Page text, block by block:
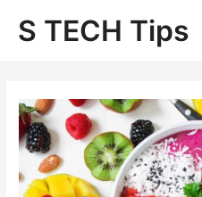
contentS TECH Tips